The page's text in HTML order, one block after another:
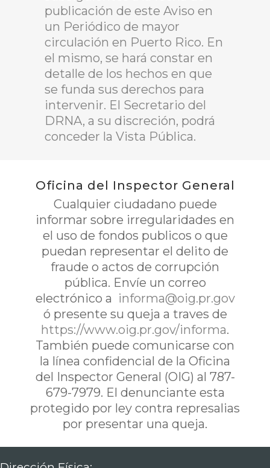
publicación de este Aviso en
un Periódico de mayor
circulación en Puerto Rico. En
el mismo, se hará constar en
detalle de los hechos en que
se funda sus derechos para
intervenir. El Secretario del
DRNA, a su discreción, podrá
conceder la Vista Pública.
Oficina del Inspector General
Cualquier ciudadano puede
informar sobre irregularidades en
el uso de fondos publicos o que
puedan representar el delito de
fraude o actos de corrupción
pública. Envíe un correo
electrónico a informa@oig.pr.gov
ó presente su queja a traves de
https://www.oig.pr.gov/informa.
También puede comunicarse con
la línea confidencial de la Oficina
del Inspector General (OIG) al 787-
679-7979. El denunciante esta
protegido por ley contra represalias
por presentar una queja.